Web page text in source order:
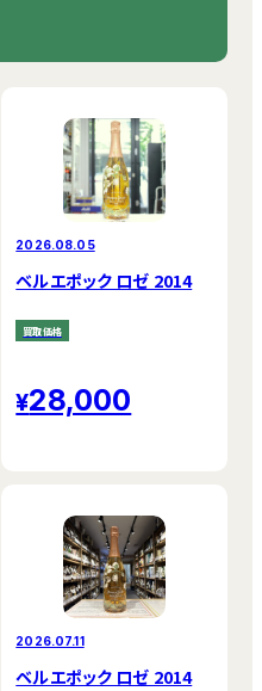
2026.08.05
ベルエポック ロゼ 2014
買取価格
28,000
2026.07.11
ベルエポック ロゼ 2014